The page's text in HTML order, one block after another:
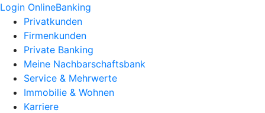
Login OnlineBanking
Privatkunden
Firmenkunden
Private Banking
Meine Nachbarschaftsbank
Service & Mehrwerte
Immobilie & Wohnen
Karriere